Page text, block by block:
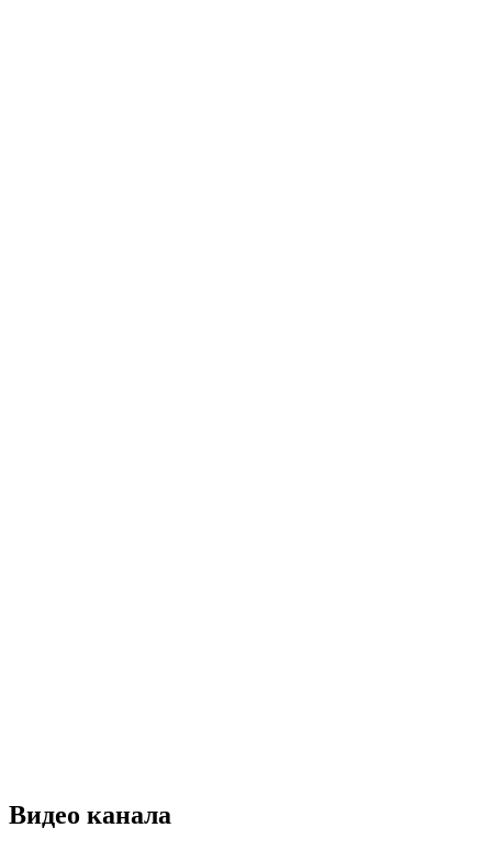
Видео канала